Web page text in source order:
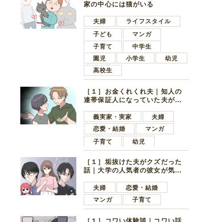
家の中心には猫がいる
夫婦
ライフスタイル
子ども
マンガ
子育て
中学生
園児
小学生
幼児
高校生
［１］お金くれくれ夫｜知人の
連帯保証人になっていた夫が家
言ってきた
義実家・実家
夫婦
恋愛・結婚
マンガ
子育て
幼児
［１］垢抜けた夫がクズだった
話｜大学の人気者の彼女が気に
子学生
夫婦
恋愛・結婚
マンガ
子育て
［１］コワい体験談｜コワい話